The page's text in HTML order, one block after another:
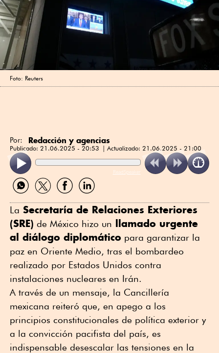
Foto: Reuters
Por: Redacción y agencias
Publicado: 21.06.2025 - 20:53 Actualizado: 21.06.2025 - 21:00
ReadSpeaker
Compartir
por
Compartir
por
Compartir
por
Compartir
por
La Secretaría de Relaciones Exteriores
(SRE) de México hizo un llamado urgente
al diálogo diplomático para garantizar la
paz en Oriente Medio, tras el bombardeo
realizado por Estados Unidos contra
instalaciones nucleares en Irán.
A través de un mensaje, la Cancillería
mexicana reiteró que, en apego a los
principios constitucionales de política exterior y
a la convicción pacifista del país, es
indispensable desescalar las tensiones en la